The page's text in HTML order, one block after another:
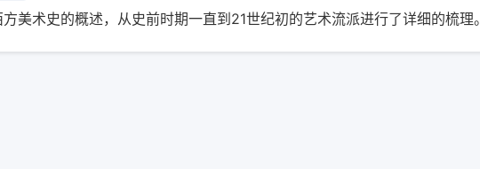
美术史的概述，从史前时期一直到21世纪初的艺术流派进行了详细的梳理。